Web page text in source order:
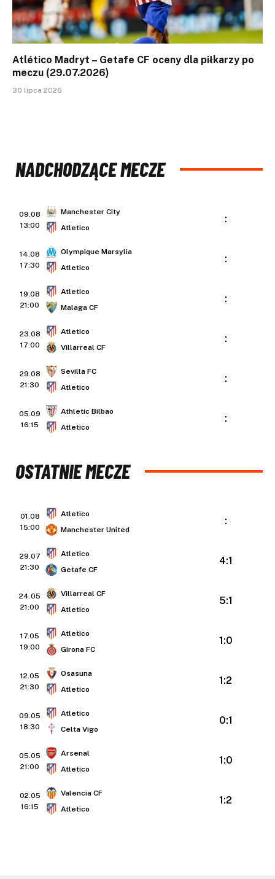
Atlético Madryt – Getafe CF oceny dla piłkarzy po
meczu (29.07.2026)
30 lipca 2026
NADCHODZĄCE MECZE
09.08
13:00
Manchester City
Atletico
:
14.08
17:30
Olympique Marsylia
Atletico
:
19.08
21:00
Atletico
Malaga CF
:
23.08
17:00
Atletico
Villarreal CF
:
29.08
21:30
Sevilla FC
Atletico
:
05.09
16:15
Athletic Bilbao
Atletico
:
OSTATNIE MECZE
01.08
15:00
Atletico
Manchester United
:
29.07
21:30
Atletico
Getafe CF
4:1
24.05
21:00
Villarreal CF
Atletico
5:1
17.05
19:00
Atletico
Girona FC
1:0
12.05
21:30
Osasuna
Atletico
1:2
09.05
18:30
Atletico
Celta Vigo
0:1
05.05
21:00
Arsenal
Atletico
1:0
02.05
16:15
Valencia CF
Atletico
1:2